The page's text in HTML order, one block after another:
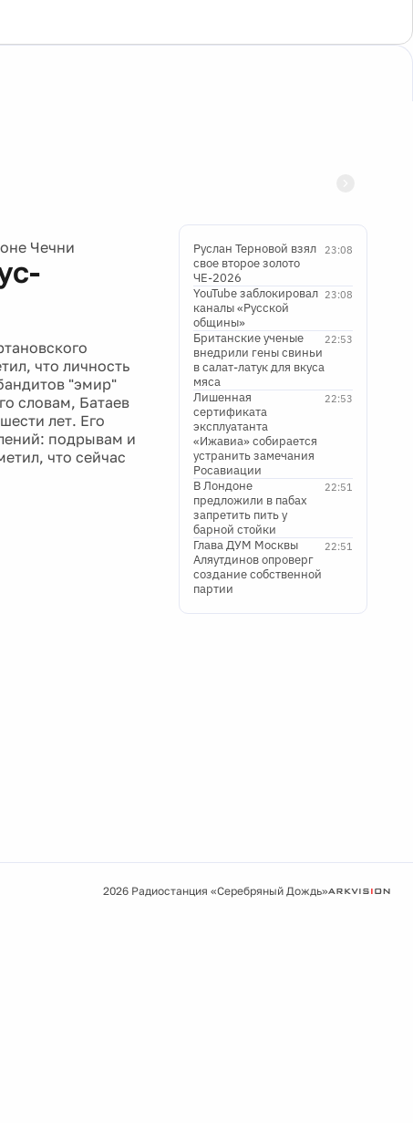
Чечни
что личность
"эмир"
словам, Батаев
лет. Его
подрывам и
что сейчас
23:08
Руслан Терновой взял
свое второе золото
ЧЕ-2026
23:08
YouTube заблокировал
каналы «Русской
общины»
22:53
Британские ученые
внедрили гены свиньи
в салат-латук для вкуса
мяса
22:53
Лишенная
сертификата
эксплуатанта
«Ижавиа» собирается
устранить замечания
Росавиации
22:51
В Лондоне
предложили в пабах
запретить пить у
барной стойки
22:51
Глава ДУМ Москвы
Аляутдинов опроверг
создание собственной
партии
2026 Радиостанция «Серебряный Дождь»